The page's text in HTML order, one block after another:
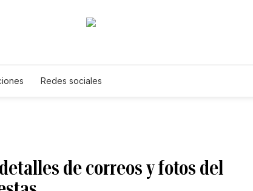
Redes sociales
de correos y fotos del